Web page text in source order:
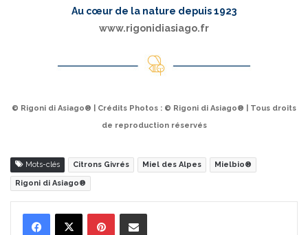
Au cœur de la nature depuis 1923
www.rigonidiasiago.fr
© Rigoni di Asiago® | Crédits Photos : © Rigoni di Asiago® | Tous droits
de reproduction réservés
Mots-clés Citrons Givrés Miel des Alpes Mielbio®
Rigoni di Asiago®